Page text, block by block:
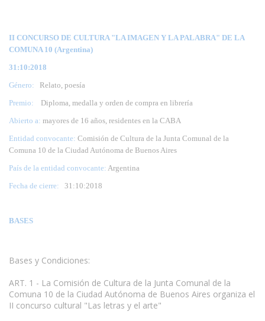
II CONCURSO DE CULTURA "LA IMAGEN Y LA PALABRA" DE LA
COMUNA 10 (Argentina)
31:10:2018
Género: Relato, poesía
Premio:
Diploma, medalla y orden de compra en librería
Abierto a: mayores de 16 años, residentes en la CABA
Entidad convocante: Comisión de Cultura de la Junta Comunal de la
Comuna 10 de la Ciudad Autónoma de Buenos Aires
País de la entidad convocante: Argentina
Fecha de cierre: 31 :10:2018
BASES
Bases y Condiciones:
ART. 1 - La Comisión de Cultura de la Junta Comunal de la
Comuna 10 de la Ciudad Autónoma de Buenos Aires organiza el
II concurso cultural "Las letras y el arte"